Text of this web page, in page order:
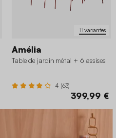
11 variantes
Amélia
Table de jardin métal + 6 assises
4 (63)
399,99 €